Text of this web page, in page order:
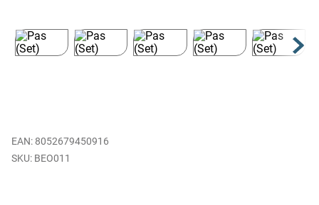
EAN: 8052679450916
BEO011